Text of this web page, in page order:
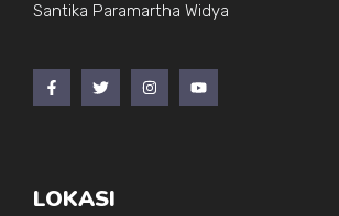
Santika Paramartha Widya
LOKASI